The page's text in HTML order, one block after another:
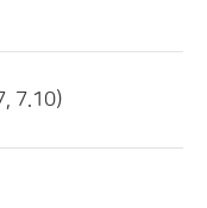
7.10)